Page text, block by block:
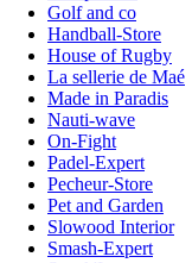
Golf and co
Handball-Store
House of Rugby
La sellerie de Maé
Made in Paradis
Nauti-wave
On-Fight
Padel-Expert
Pecheur-Store
Pet and Garden
Slowood Interior
Smash-Expert